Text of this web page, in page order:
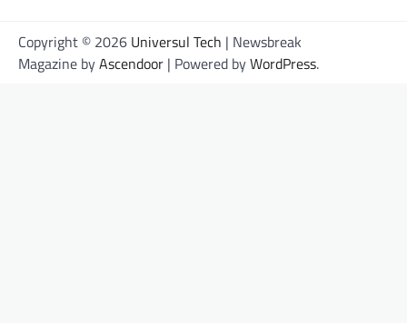
Copyright © 2026 Universul Tech | Newsbreak
Magazine byAscendoor | Powered byWordPress.